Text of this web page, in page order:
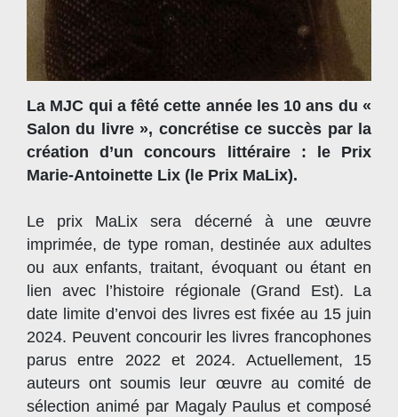
La MJC qui a fêté cette année les 10 ans du «
Salon du livre », concrétise ce succès par la
création d’un concours littéraire : le Prix
Marie-Antoinette Lix (le Prix MaLix).
Le prix MaLix sera décerné à une œuvre
imprimée, de type roman, destinée aux adultes
ou aux enfants, traitant, évoquant ou étant en
lien avec l’histoire régionale (Grand Est). La
date limite d’envoi des livres est fixée au 15 juin
2024. Peuvent concourir les livres francophones
parus entre 2022 et 2024. Actuellement, 15
auteurs ont soumis leur œuvre au comité de
sélection animé par Magaly Paulus et composé